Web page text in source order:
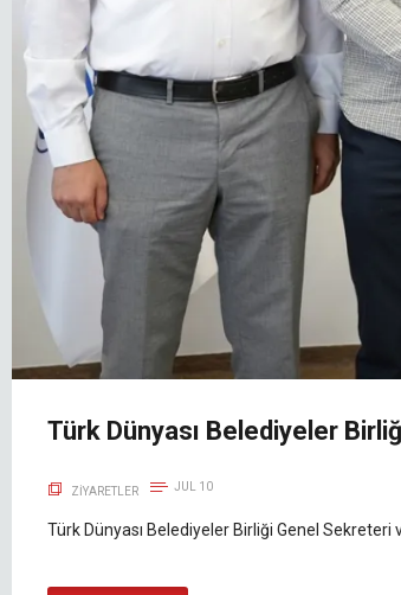
Türk Dünyası Belediyeler
ZIYARETLER JUL 10
Türk Dünyası Belediyeler Birliği Genel